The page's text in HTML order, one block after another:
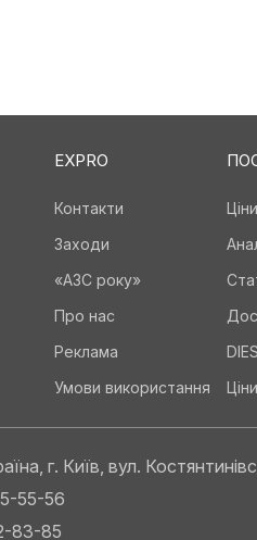
EXPRO
Контакти
Заходи
«АЗС року»
Про нас
Реклама
Умови використання
г. Київ, вул.
55-56
83-85